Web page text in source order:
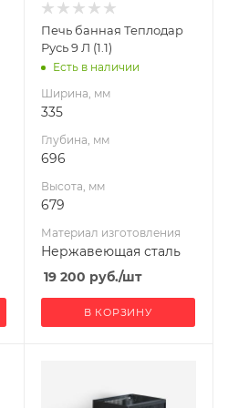
Нержавеющая
сталь
Вид топлива
Диаметр дымохода,
115
370
25
60
Печь банная Теплодар
Русь 9 Л (1.1)
Есть в наличии
Ширина, мм
335
Глубина, мм
696
Высота, мм
679
Материал изготовления
Нержавеющая сталь
19 200 руб./шт
В КОРЗИНУ